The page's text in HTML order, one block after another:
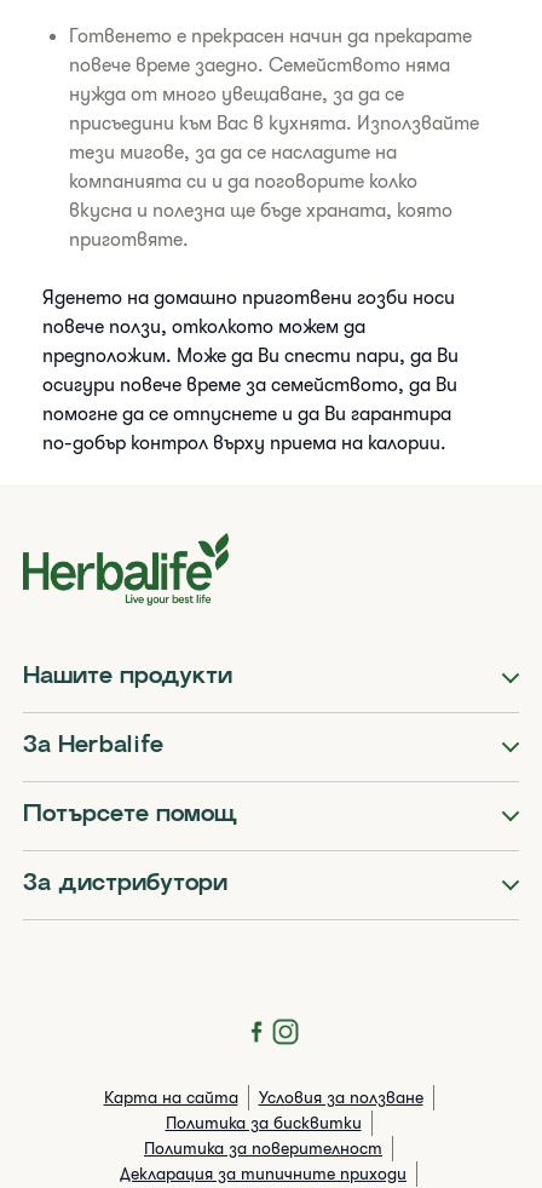
Готвенето е прекрасен начин да прекарате
повече време заедно. Семейството няма
нужда от много увещаване, за да се
присъедини към Вас в кухнята. Използвайте
тези мигове, за да се насладите на
компанията си и да поговорите колко
вкусна и полезна ще бъде храната, която
приготвяте.
Яденето на домашно приготвени гозби носи
повече ползи, отколкото можем да
предположим. Може да Ви спести пари, да Ви
осигури повече време за семейството, да Ви
помогне да се отпуснете и да Ви гарантира
по-добър контрол върху приема на калории.
Нашите продукти
За Herbalife
Потърсете помощ
За дистрибутори
Карта на сайта
Условия за ползване
Политика за бисквитки
Политика за поверителност
Декларация за типичните приходи